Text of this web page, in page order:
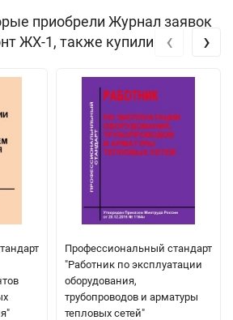
приобрели Журнал заявок
ЖХ-1, также купили
Профессиональный стандарт
"Работник по эксплуатации
оборудования,
трубопроводов и арматуры
тепловых сетей"
‹ ›